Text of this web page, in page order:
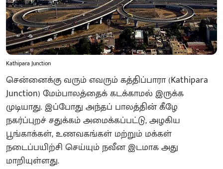
Kathipara Junction
சென்னைக்கு வரும் எவரும் கத்திப்பாரா (Kathipara
Junction) மேம்பாலத்தைக் கடக்காமல் இருக்க
முடியாது. இப்போது அந்தப் பாலத்தின் கீழே
நகர்ப்புறச் சதுக்கம் அமைக்கப்பட்டு, அழகிய
பூங்காக்கள், உணவகங்கள் மற்றும் மக்கள்
நடைப்பயிற்சி செய்யும் நவீன இடமாக அது
மாறியுள்ளது.